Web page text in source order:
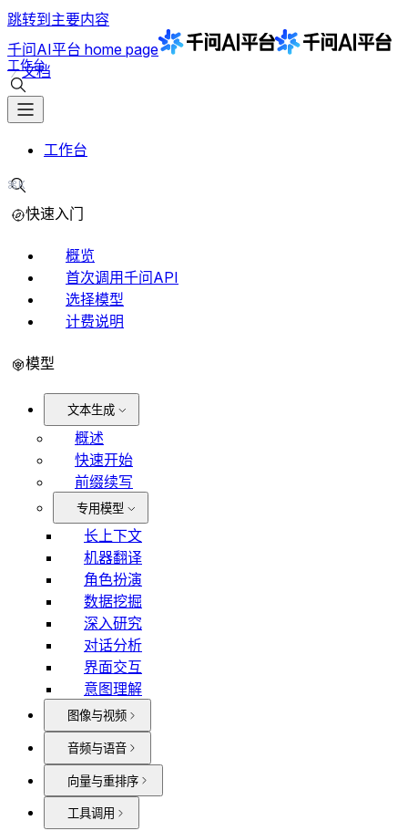
跳转到主要内容
千问AI平台 home page
文档
工作台
工作台
⌘K
快速入门
概览
首次调用千问API
选择模型
计费说明
模型
文本生成
概述
快速开始
前缀续写
专用模型
长上下文
机器翻译
角色扮演
数据挖掘
深入研究
对话分析
界面交互
意图理解
图像与视频
音频与语音
向量与重排序
工具调用